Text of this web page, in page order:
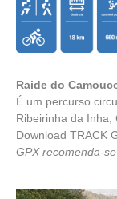
Raide do
É um percurso
Ribeirinha da Inha,
Download TRACK
GPX recomenda-